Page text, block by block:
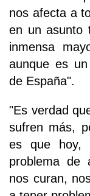
nos afecta a
en un asunto
inmensa
aunque es
de España".
"Es verdad
sufren más,
es que hoy,
problema de
nos curan,